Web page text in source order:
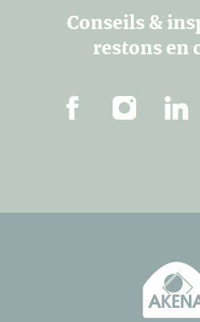
Conseils &
restons en
FacebookInstagram